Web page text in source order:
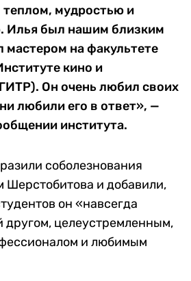
теплом, мудростью и
Илья был нашим близким
мастером на факультете
кино и
Он очень любил своих
любили его в ответ», —
института.
соболезнования
Шерстобитова и добавили,
он «навсегда
другом, целеустремленным,
и любимым